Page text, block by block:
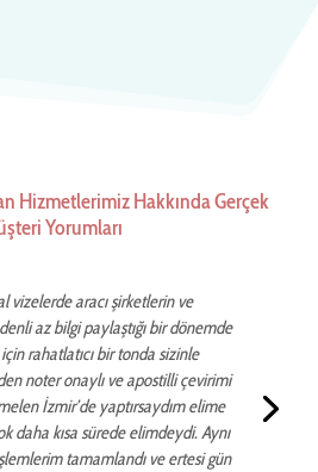
Hizmetlerimiz Hakkında Gerçek
Yorumları
vizelerde aracı şirketlerin ve
az bilgi paylaştığı bir dönemde
rahatlatıcı bir tonda sizinle
noter onaylı ve apostilli çevirimi
İzmir’de yaptırsaydım elime
daha kısa sürede elimdeydi. Aynı
tamamlandı ve ertesi gün